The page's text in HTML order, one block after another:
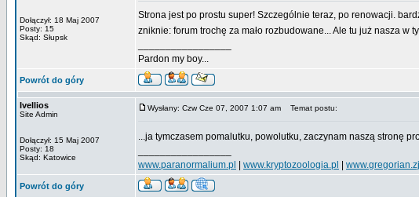
Dołączył: 18 Maj 2007
Posty: 15
Skąd: Słupsk
Strona jest po prostu super! Szczególnie teraz, po renowacji.
zniknie: forum trochę za mało rozbudowane... Ale tu już nasza w
Pardon my boy...
Powrót do góry
Ivellios
Site Admin
Dołączył: 15 Maj 2007
Posty: 18
Skąd: Katowice
Wysłany: Czw Cze 07, 2007 1:07 am Temat postu:
...ja tymczasem pomalutku, powolutku, zaczynam naszą stronę
www.paranormalium.pl
www.kryptozoologia.pl
Powrót do góry